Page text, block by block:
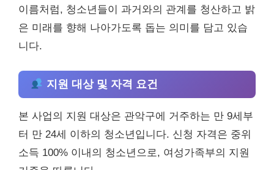
이름처럼, 청소년들이 과거와의 관계를 청산하고 밝
은 미래를 향해 나아가도록 돕는 의미를 담고 있습
니다.
지원 대상 및 자격 요건
본 사업의 지원 대상은 관악구에 거주하는 만 9세부
터 만 24세 이하의 청소년입니다. 신청 자격은 중위
소득 100% 이내의 청소년으로, 여성가족부의 지원